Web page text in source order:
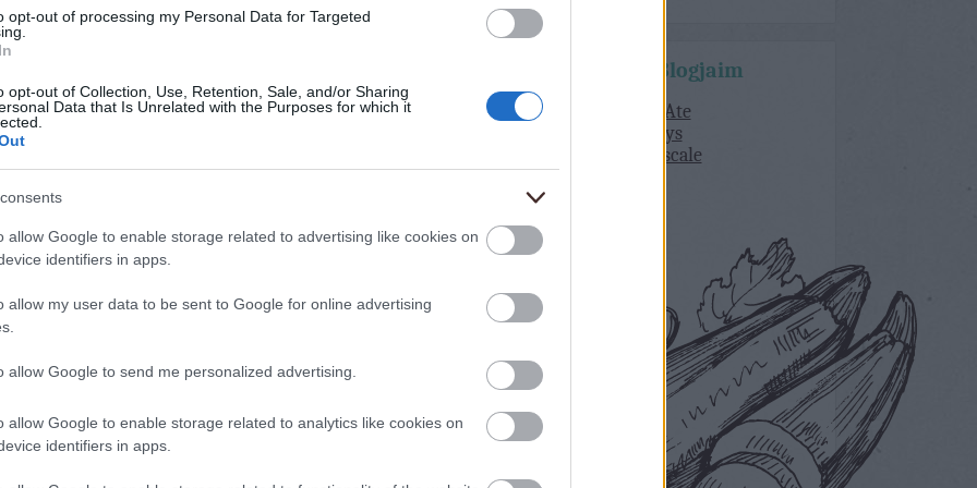
opt-out of processing my Personal Data for Targeted
opt-out of Collection, Use, Retention, Sale, and/or Sharing
Data that Is Unrelated with the Purposes for which it
allow Google to enable storage related to advertising like cookies on
identifiers in apps.
allow my user data to be sent to Google for online advertising
allow Google to send me personalized advertising.
allow Google to enable storage related to analytics like cookies on
identifiers in apps.
2012/november/15
fasírt
kevés időm jut önmagamra, és a Bébicsirkére. Amikor ezt a
az ajtón, annyira kellett sietnem valahová. A sütőtökös fasírt
és…
zöldség snackek
Tetszik 0
Kedvenc Blogjaim
What Katie Ate
delicious days
Lorraine Pascale